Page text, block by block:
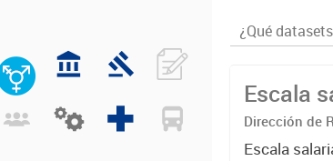
Escala
Dirección de
Escala